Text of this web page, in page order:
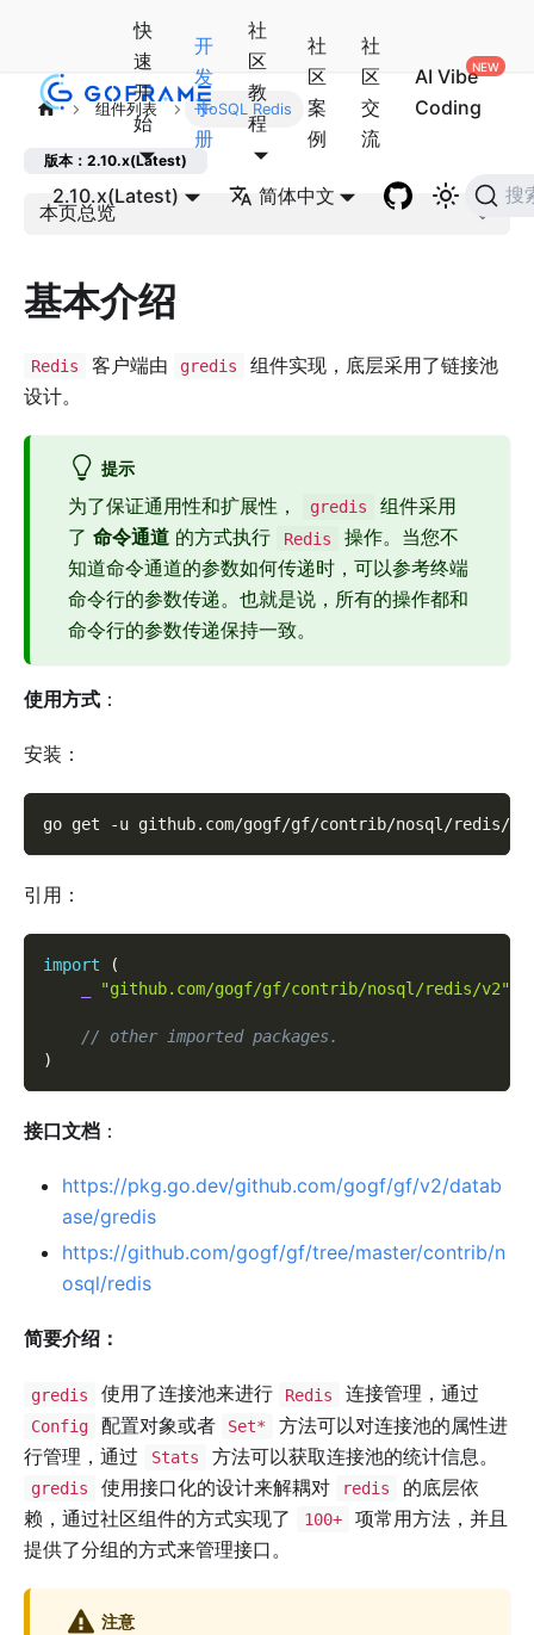
快
速
开
始
开
发
手
册
社
区
教
程
社
区
案
例
社
区
交
流
AI Vibe
Coding
2.10.x(Latest) 简体中文 搜
组件列表 NoSQL Redis
版本：2.10.x(Latest)
本页总览
基本介绍
Redis 客户端由 gredis
组件实现，底层采用了链接池
设计。
提示
为了保证通用性和扩展性， gredis
组件采用
了 命令通道 的方式执行 Redis
操作。当您不
知道命令通道的参数如何传递时，可以参考终端
命令行的参数传递。也就是说，所有的操作都和
命令行的参数传递保持一致。
使用方式 ：
安装：
go get -u github.com/gogf/gf/contrib/nosql/redis/v2
引用：
import
(
"github.com/gogf/gf/contrib/nosql/redis/v2"
// other imported packages.
)
接口文档 ：
https://pkg.go.dev/github.com/gogf/gf/v2/datab
ase/gredis
https://github.com/gogf/gf/tree/master/contrib/n
osql/redis
简要介绍：
gredis 使用了连接池来进行 Redis 连接管理，通过
Config 配置对象或者 Set*
方法可以对连接池的属性进
行管理，通过
Stats 方法可以获取连接池的统计信息。
gredis 使用接口化的设计来解耦对 redis
的底层依
赖，通过社区组件的方式实现了
100+
项常用方法，并且
提供了分组的方式来管理接口。
注意